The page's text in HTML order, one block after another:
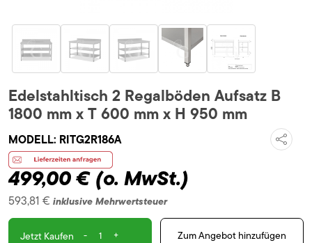
Edelstahltisch 2 Regalböden Aufsatz B
1800 mm x T 600 mm x H 950 mm
MODELL: RITG2R186A
499,00 €(o. MwSt.)
593,81 € inklusive Mehrwertsteuer
Jetzt Kaufen - + Zum Angebot hinzufügen